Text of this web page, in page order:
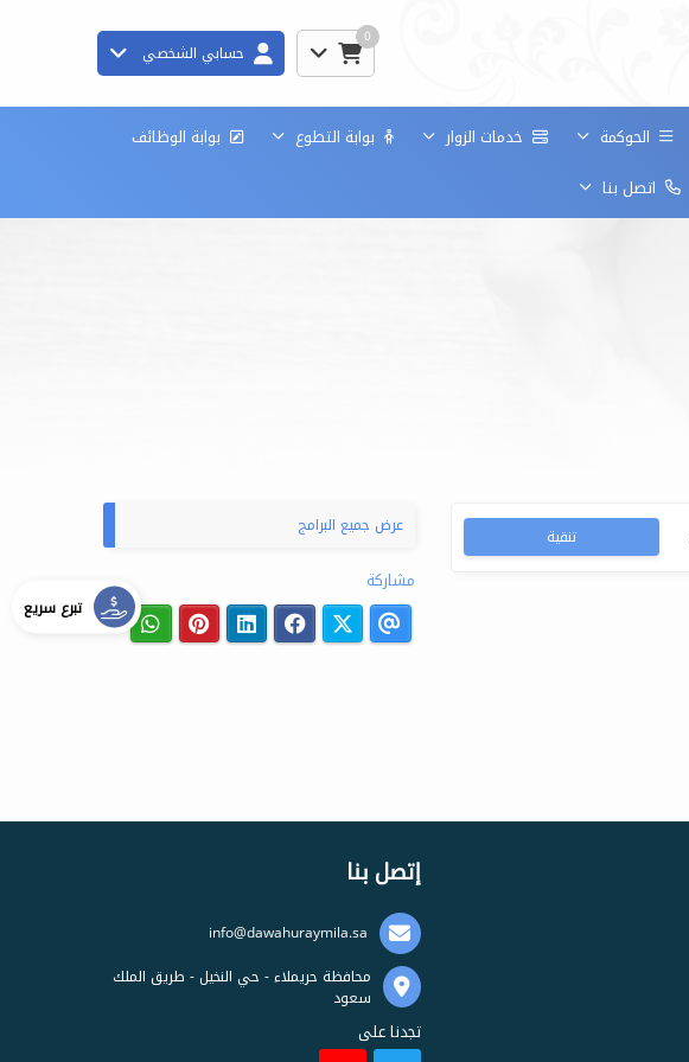
0
حسابي الشخصي
الحوكمة خدمات الزوار بوابة التطوع
بوابة الوظائف
اتصل بنا
تنقية عرض جميع البرامج
مشاركة
إتصل بنا
info@dawahuraymila.sa
محافظة حريملاء - حي النخيل - طريق الملك
سعود
تجدنا على
تبرع سريع